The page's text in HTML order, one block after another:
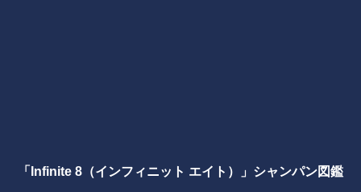
「Infinite 8（インフィニット エイト）」シャンパン図鑑